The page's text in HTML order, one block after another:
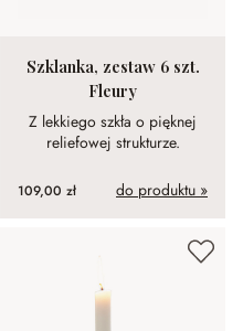
Szklanka, zestaw 6 szt.
Fleury
Z lekkiego szkła o pięknej
reliefowej strukturze.
109,00 zł do produktu »